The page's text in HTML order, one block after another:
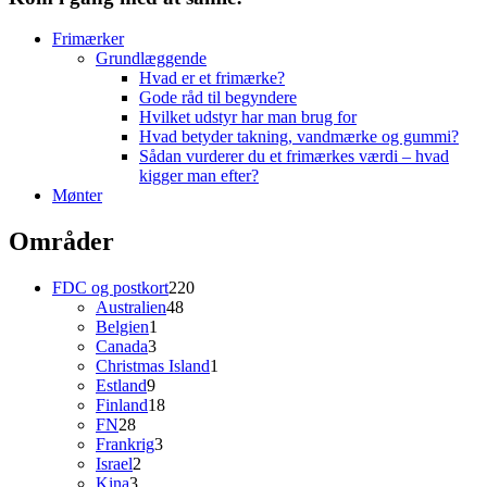
Frimærker
Grundlæggende
Hvad er et frimærke?
Gode råd til begyndere
Hvilket udstyr har man brug for
Hvad betyder takning, vandmærke og gummi?
Sådan vurderer du et frimærkes værdi – hvad
kigger man efter?
Mønter
Områder
FDC og postkort220220
Australien4848
Belgien1
Canada33
varer
Christmas Island1
Estland99
varer
Finland1818
FN2828
varer
Frankrig33
Israel2
3